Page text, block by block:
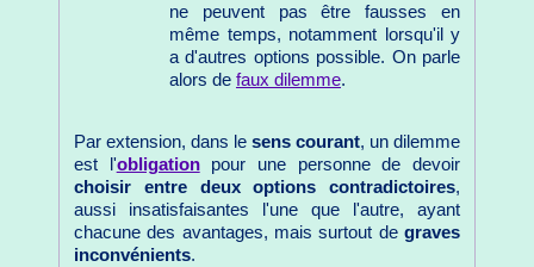
ne peuvent pas être fausses en
même temps, notamment lorsqu'il y
a d'autres options possible. On parle
alors de faux dilemme.
Par extension, dans le sens courant, un dilemme
est l'obligationpour une personne de devoir
choisir entre deux options contradictoires,
aussi insatisfaisantes l'une que l'autre, ayant
chacune des avantages, mais surtout de graves
inconvénients.